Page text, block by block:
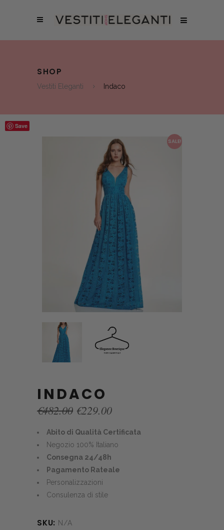
SHOP
Vestiti Eleganti Indaco
Save
SALE!
INDACO
€482.00 Original
was:
€482.00.
€229.00Current
is:
€229.00.
Abito di Qualità Certificata
Negozio 100% Italiano
Consegna 24/48h
Pagamento Rateale
Personalizzazioni
Consulenza di stile
SKU: N/A